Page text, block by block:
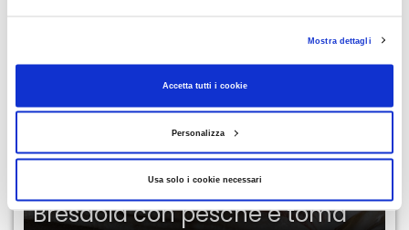
Mostra dettagli
Accetta tutti i cookie
Personalizza
Usa solo i cookie necessari
Bresaola con pesche e toma